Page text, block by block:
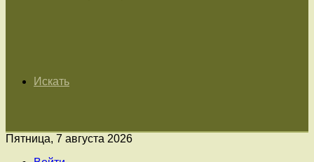
Искать
Пятница, 7 августа 2026